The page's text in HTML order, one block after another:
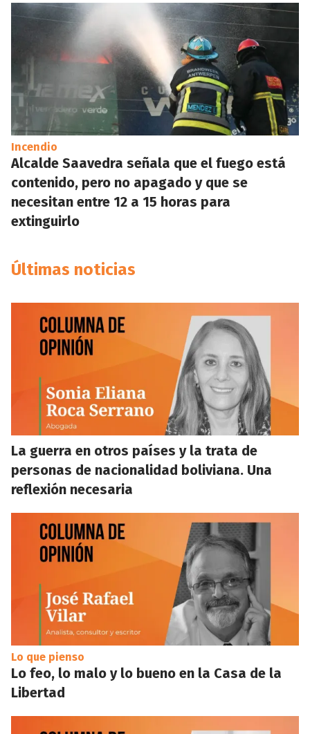
Incendio
Alcalde Saavedra señala que el fuego está
contenido, pero no apagado y que se
necesitan entre 12 a 15 horas para
extinguirlo
Últimas noticias
La guerra en otros países y la trata de
personas de nacionalidad boliviana. Una
reflexión necesaria
Lo que pienso
Lo feo, lo malo y lo bueno en la Casa de la
Libertad